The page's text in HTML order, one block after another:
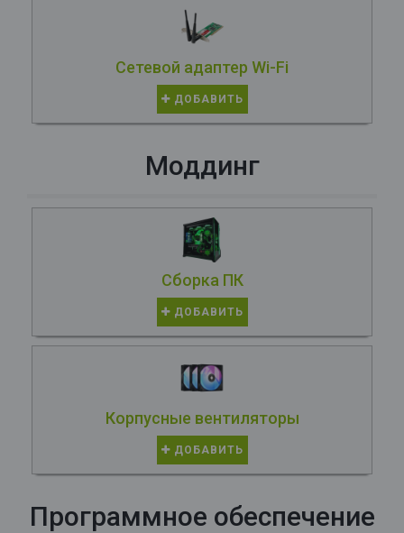
Сетевой адаптер Wi-Fi
ДОБАВИТЬ
Моддинг
Сборка ПК
ДОБАВИТЬ
Корпусные вентиляторы
ДОБАВИТЬ
Программное обеспечение